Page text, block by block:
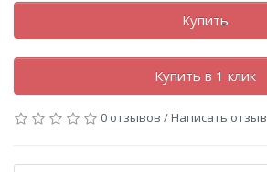
Купить
Купить в 1 клик
0 отзывов /Написать отзыв